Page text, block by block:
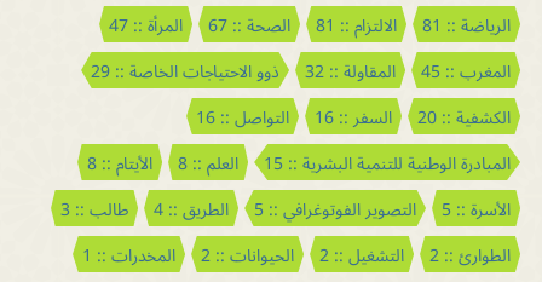
الرياضة :: 81
الالتزام :: 81 الصحة :: 67
المرأة :: 47
المغرب :: 45
المقاولة :: 32
ذوو الاحتياجات الخاصة :: 29
الكشفية :: 20
السفر :: 16
التواصل :: 16
المبادرة الوطنية للتنمية البشرية :: 15
العلم :: 8
الأيتام :: 8
الأسرة :: 5
التصوير الفوتوغرافي :: 5 الطريق :: 4
طالب :: 3
الطوارئ :: 2
التشغيل :: 2 الحيوانات :: 2
المخدرات :: 1